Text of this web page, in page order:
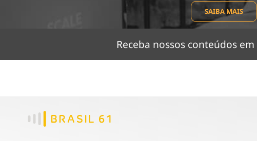
SAIBA MAIS
Receba nossos conteúdos em